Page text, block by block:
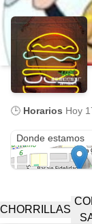
🕒 Horarios Hoy
Donde estamos
CHORRILLAS